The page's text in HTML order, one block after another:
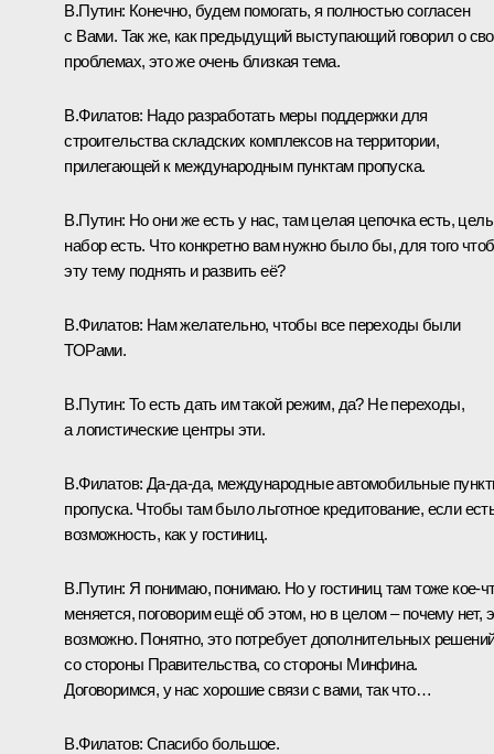
В.Путин: Конечно, будем помогать, я полностью согласен
с Вами. Так же, как предыдущий выступающий говорил о
проблемах, это же очень близкая тема.
В.Филатов: Надо разработать меры поддержки для
строительства складских комплексов на территории,
прилегающей к международным пунктам пропуска.
В.Путин: Но они же есть у нас, там целая цепочка есть,
набор есть. Что конкретно вам нужно было бы, для того
эту тему поднять и развить её?
В.Филатов: Нам желательно, чтобы все переходы были
ТОРами.
В.Путин: То есть дать им такой режим, да? Не переходы,
а логистические центры эти.
В.Филатов: Да-да-да, международные автомобильные
пропуска. Чтобы там было льготное кредитование, если
возможность, как у гостиниц.
В.Путин: Я понимаю, понимаю. Но у гостиниц там тоже кое-
меняется, поговорим ещё об этом, но в целом – почему нет,
возможно. Понятно, это потребует дополнительных
со стороны Правительства, со стороны Минфина.
Договоримся, у нас хорошие связи с вами, так что…
В.Филатов: Спасибо большое.